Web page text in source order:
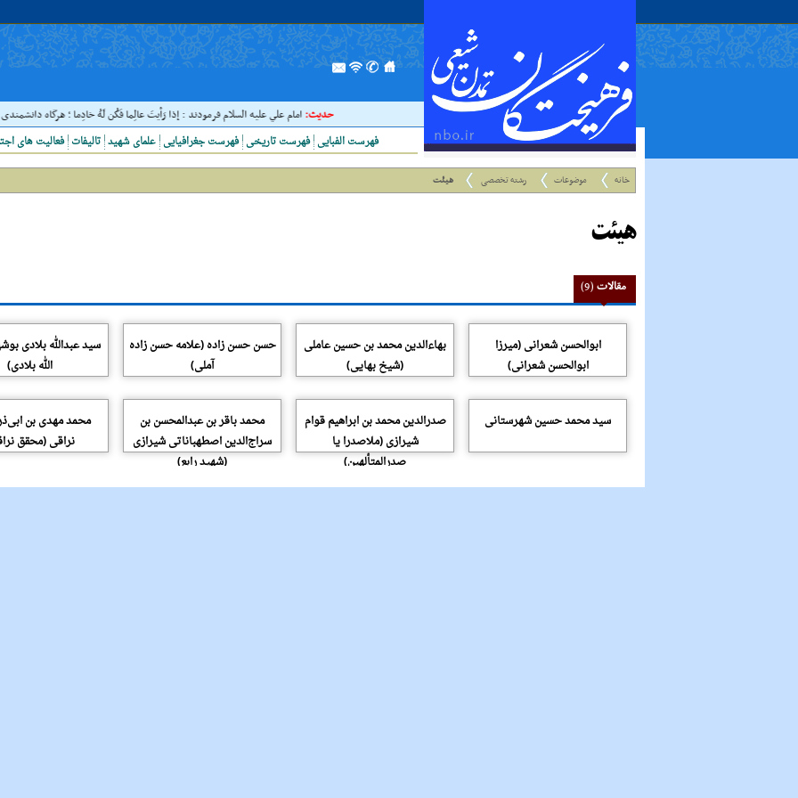
حدیث:امام علي عليه السلام فرمودند : إذا رَأيتَ عالِما فَکُن لَهُ خادِما ؛ هرگاه دانشمندى
فعالیت های تالیفات علمای شهید فهرست جغرافیایی فهرست تاریخی فهرست الفبایی
خانه موضوعات رشته تخصصی هیئت
هیئت
مقالات(9)
ابوالحسن شعرانی (میرزا
ابوالحسن شعرانی)
بهاءالدین محمد بن حسین عاملی
(شیخ بهایی)
حسن حسن زاده (علامه حسن زاده
آملی)
سید عبدالله بلادی
الله بلادی)
سید محمد حسین شهرستانی
صدرالدین محمد بن ابراهیم قوام
شیرازی (ملاصدرا یا
صدرالمتألهین)
محمد باقر بن عبدالمحسن بن
سراج‌الدین اصطهباناتی شیرازی
(شهید رابع)
محمد مهدی بن
نراقی (محقق